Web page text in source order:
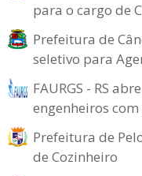
para o cargo de
Prefeitura de
seletivo para
FAURGS - RS
engenheiros
Prefeitura de
de Cozinheiro